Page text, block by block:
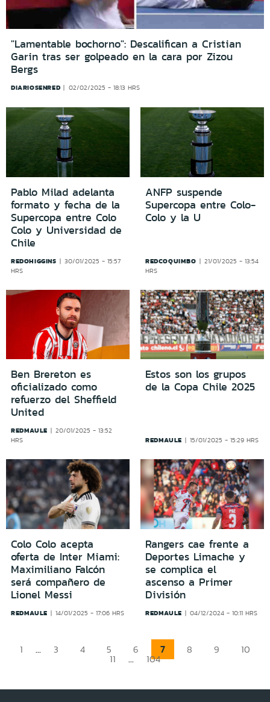
"Lamentable bochorno": Descalifican a Cristian
Garin tras ser golpeado en la cara por Zizou
Bergs
DIARIOSENRED 02/02/2025 - 18:13 HRS
Pablo Milad adelanta
formato y fecha de la
Supercopa entre Colo
Colo y Universidad de
Chile
REDOHIGGINS
30/01/2025 - 15:57
HRS
ANFP suspende
Supercopa entre Colo-
Colo y la U
REDCOQUIMBO
21/01/2025 - 13:54
HRS
Ben Brereton es
oficializado como
refuerzo del Sheffield
United
REDMAULE
20/01/2025 - 13:52
HRS
Estos son los grupos
de la Copa Chile 2025
REDMAULE 15/01/2025 - 15:29 HRS
Colo Colo acepta
oferta de Inter Miami:
Maximiliano Falcón
será compañero de
Lionel Messi
REDMAULE 14/01/2025 - 17:06 HRS
Rangers cae frente a
Deportes Limache y
se complica el
ascenso a Primer
División
REDMAULE 04/12/2024 - 10:11 HRS
1 ... 3 4 5 6 7 8 9 10
11 ... 104